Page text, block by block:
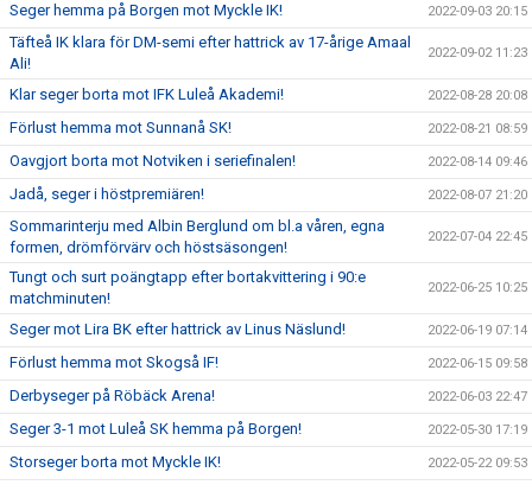
Seger hemma på Borgen mot Myckle IK! 2022-09-03 20:15
Täfteå IK klara för DM-semi efter hattrick av 17-årige Amaal
Ali!
2022-09-02 11:23
Klar seger borta mot IFK Luleå Akademi! 2022-08-28 20:08
Förlust hemma mot Sunnanå SK! 2022-08-21 08:59
Oavgjort borta mot Notviken i seriefinalen! 2022-08-14 09:46
Jadå, seger i höstpremiären! 2022-08-07 21:20
Sommarinterju med Albin Berglund om bl.a våren, egna
formen, drömförvärv och höstsäsongen!
2022-07-04 22:45
Tungt och surt poängtapp efter bortakvittering i 90:e
matchminuten!
2022-06-25 10:25
Seger mot Lira BK efter hattrick av Linus Näslund! 2022-06-19 07:14
Förlust hemma mot Skogså IF! 2022-06-15 09:58
Derbyseger på Röbäck Arena! 2022-06-03 22:47
Seger 3-1 mot Luleå SK hemma på Borgen! 2022-05-30 17:19
Storseger borta mot Myckle IK! 2022-05-22 09:53